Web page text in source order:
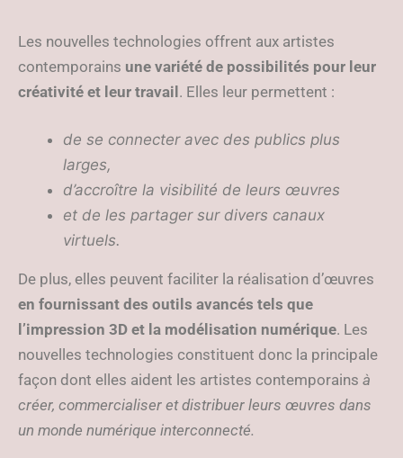
Les nouvelles technologies offrent aux artistes
contemporains une variété de possibilités pour leur
créativité et leur travail . Elles leur permettent :
de se connecter avec des publics plus
larges,
d’accroître la visibilité de leurs œuvres
et de les partager sur divers canaux
virtuels.
De plus, elles peuvent faciliter la réalisation d’œuvres
en fournissant des outils avancés tels que
l’impression 3D et la modélisation numérique. Les
nouvelles technologies constituent donc la principale
façon dont elles aident les artistes contemporains à
créer, commercialiser et distribuer leurs œuvres dans
un monde numérique interconnecté.